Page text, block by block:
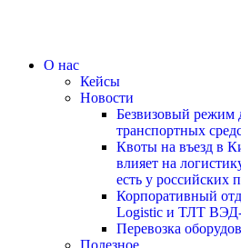
О нас
Кейсы
Новости
Безвизовый режим
транспортных
Квоты на въезд в
влияет на
есть у российских
Корпоративный
Logistic и ТЛТ
Перевозка
Полезное